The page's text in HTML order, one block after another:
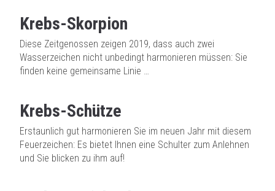
Krebs-Skorpion
Diese Zeitgenossen zeigen 2019, dass auch zwei
Wasserzeichen nicht unbedingt harmonieren müssen: Sie
finden keine gemeinsame Linie …
Krebs-Schütze
Erstaunlich gut harmonieren Sie im neuen Jahr mit diesem
Feuerzeichen: Es bietet Ihnen eine Schulter zum Anlehnen
und Sie blicken zu ihm auf!